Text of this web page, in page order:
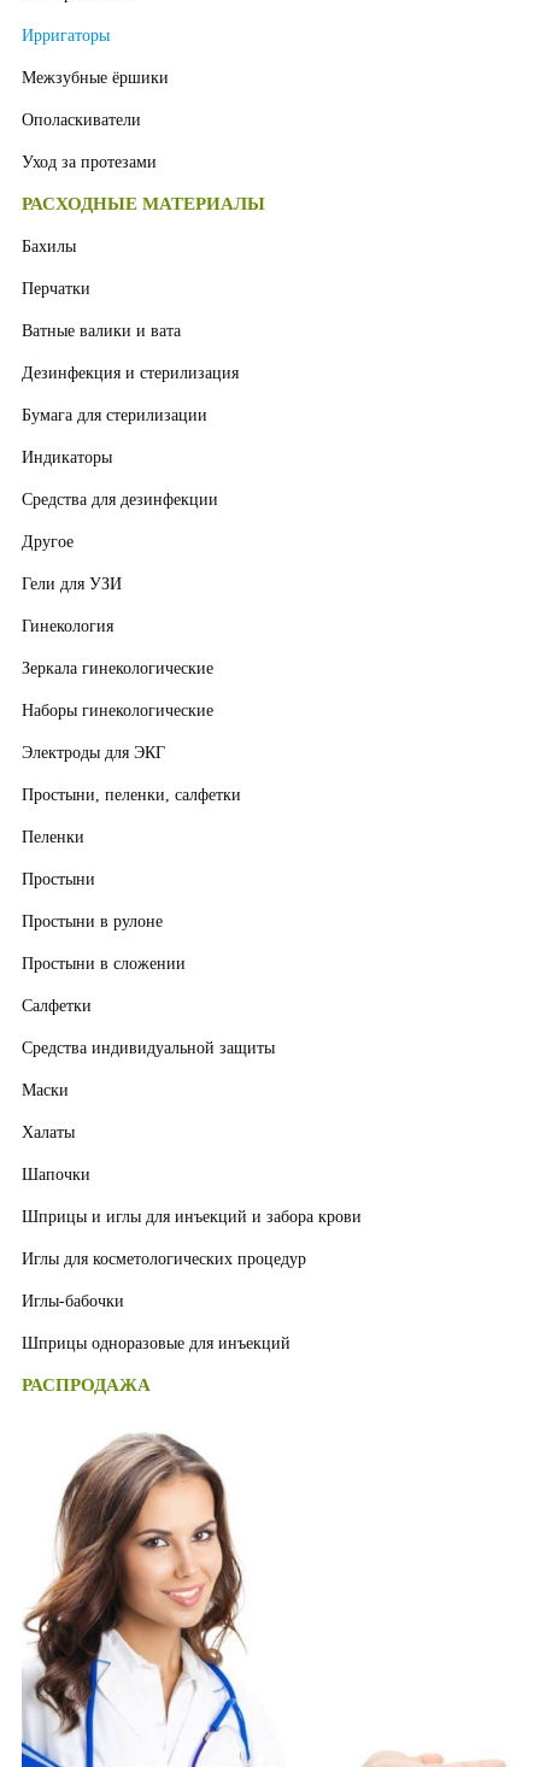
Ирригаторы
Межзубные ёршики
Ополаскиватели
Уход за протезами
РАСХОДНЫЕ МАТЕРИАЛЫ
Бахилы
Перчатки
Ватные валики и вата
Дезинфекция и стерилизация
Бумага для стерилизации
Индикаторы
Средства для дезинфекции
Другое
Гели для УЗИ
Гинекология
Зеркала гинекологические
Наборы гинекологические
Электроды для ЭКГ
Простыни, пеленки, салфетки
Пеленки
Простыни
Простыни в рулоне
Простыни в сложении
Салфетки
Средства индивидуальной защиты
Маски
Халаты
Шапочки
Шприцы и иглы для инъекций и забора крови
Иглы для косметологических процедур
Иглы-бабочки
Шприцы одноразовые для инъекций
РАСПРОДАЖА